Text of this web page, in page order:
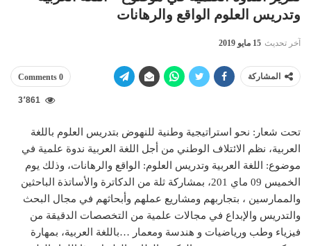
وتدريس العلوم الواقع والرهانات
آخر تحديث 15 مايو 2019
المشاركة 0 Comments
3٬861
تحت شعار: نحو استراتيجية وطنية للنهوض بتدريس العلوم باللغة
العربية، نظم الائتلاف الوطني من أجل اللغة العربية ندوة علمية في
موضوع: اللغة العربية وتدريس العلوم: الواقع والرهانات، وذلك يوم
الخميس 09 ماي 201، بمشاركة ثلة من الدكاترة والأساتذة الباحثين
والممارسين ، بتجاربهم ومشاريع عملهم وأبحاثهم في مجال البحث
والتدريس والإبداع في مجالات علمية من التخصصات الدقيقة من
فيزياء وطب ورياضيات و هندسة ومعمار …باللغة العربية، بمهارة